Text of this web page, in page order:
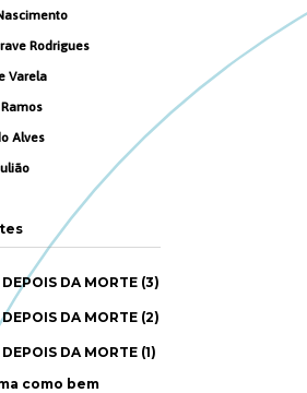
Rodrigues
Varela
Alves
DA MORTE (3)
DA MORTE (2)
DA MORTE (1)
como bem